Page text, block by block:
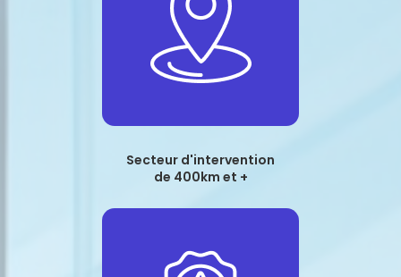
Secteur d'intervention
de 400km et +